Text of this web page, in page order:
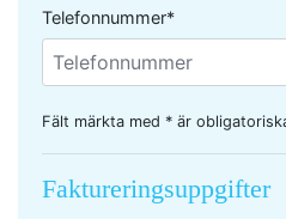
Telefonnummer*
Fält märkta med * är
Faktureringsuppgifter